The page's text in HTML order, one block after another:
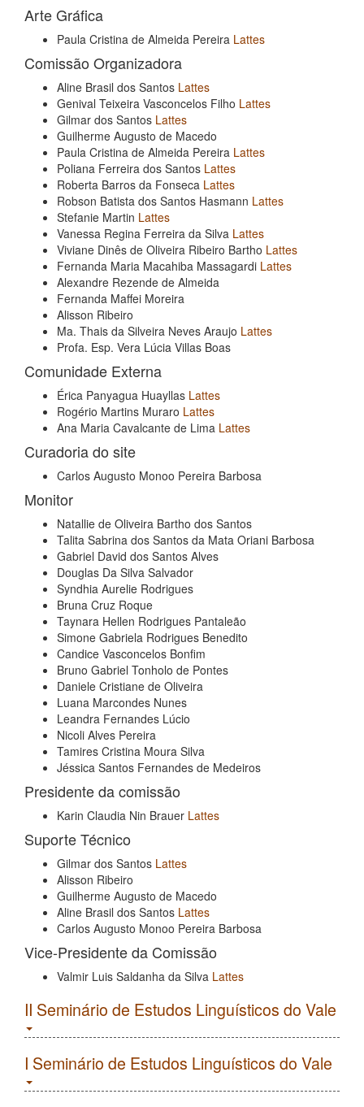
Arte Gráfica
Paula Cristina de Almeida Pereira Lattes
Comissão Organizadora
Aline Brasil dos Santos Lattes
Genival Teixeira Vasconcelos Filho Lattes
Gilmar dos Santos Lattes
Guilherme Augusto de Macedo
Paula Cristina de Almeida Pereira Lattes
Poliana Ferreira dos Santos Lattes
Roberta Barros da Fonseca Lattes
Robson Batista dos Santos Hasmann Lattes
Stefanie Martin Lattes
Vanessa Regina Ferreira da Silva Lattes
Viviane Dinês de Oliveira Ribeiro Bartho Lattes
Fernanda Maria Macahiba Massagardi Lattes
Alexandre Rezende de Almeida
Fernanda Maffei Moreira
Alisson Ribeiro
Ma. Thais da Silveira Neves Araujo Lattes
Profa. Esp. Vera Lúcia Villas Boas
Comunidade Externa
Érica Panyagua Huayllas Lattes
Rogério Martins Muraro Lattes
Ana Maria Cavalcante de Lima Lattes
Curadoria do site
Carlos Augusto Monoo Pereira Barbosa
Monitor
Natallie de Oliveira Bartho dos Santos
Talita Sabrina dos Santos da Mata Oriani Barbosa
Gabriel David dos Santos Alves
Douglas Da Silva Salvador
Syndhia Aurelie Rodrigues
Bruna Cruz Roque
Taynara Hellen Rodrigues Pantaleão
Simone Gabriela Rodrigues Benedito
Candice Vasconcelos Bonfim
Bruno Gabriel Tonholo de Pontes
Daniele Cristiane de Oliveira
Luana Marcondes Nunes
Leandra Fernandes Lúcio
Nicoli Alves Pereira
Tamires Cristina Moura Silva
Jéssica Santos Fernandes de Medeiros
Presidente da comissão
Karin Claudia Nin Brauer Lattes
Suporte Técnico
Gilmar dos Santos Lattes
Alisson Ribeiro
Guilherme Augusto de Macedo
Aline Brasil dos Santos Lattes
Carlos Augusto Monoo Pereira Barbosa
Vice-Presidente da Comissão
Valmir Luis Saldanha da Silva Lattes
II Seminário de Estudos Linguísticos do Vale
I Seminário de Estudos Linguísticos do Vale